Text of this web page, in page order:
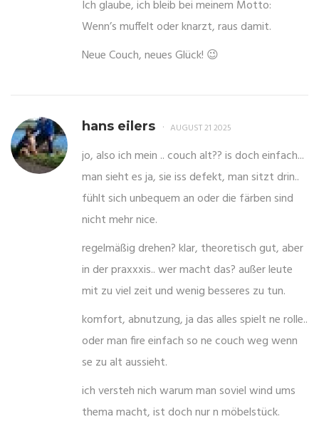
Ich glaube, ich bleib bei meinem Motto:
Wenn’s muffelt oder knarzt, raus damit.
Neue Couch, neues Glück! 😉
hans eilers AUGUST 21 2025
jo, also ich mein .. couch alt?? is doch einfach...
man sieht es ja, sie iss defekt, man sitzt drin..
fühlt sich unbequem an oder die färben sind
nicht mehr nice.
regelmäßig drehen? klar, theoretisch gut, aber
in der praxxxis.. wer macht das? außer leute
mit zu viel zeit und wenig besseres zu tun.
komfort, abnutzung, ja das alles spielt ne rolle..
oder man fire einfach so ne couch weg wenn
se zu alt aussieht.
ich versteh nich warum man soviel wind ums
thema macht, ist doch nur n möbelstück.